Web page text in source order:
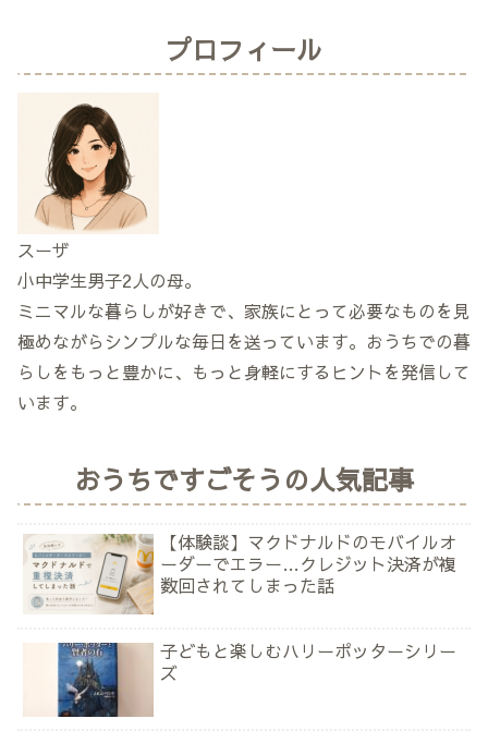
プロフィール
スーザ
小中学生男子2人の母。
ミニマルな暮らしが好きで、家族にとって必要なものを見
極めながらシンプルな毎日を送っています。おうちでの暮
らしをもっと豊かに、もっと身軽にするヒントを発信して
います。
おうちですごそうの人気記事
【体験談】マクドナルドのモバイルオ
ーダーでエラー…クレジット決済が複
数回されてしまった話
子どもと楽しむハリーポッターシリー
ズ